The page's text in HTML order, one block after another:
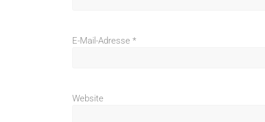
E-Mail-Adresse *
Website